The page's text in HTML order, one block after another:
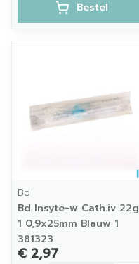
Bestel
Bd
Bd Insyte-w Cath.iv 22g
1 0,9x25mm Blauw 1
381323
€ 2,97